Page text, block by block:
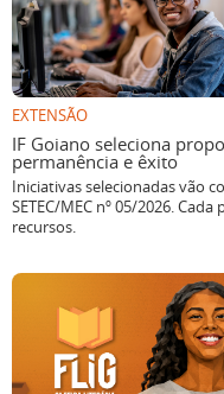
EXTENSÃO
IF Goiano seleciona
permanência e êxito
Iniciativas selecionadas vão
SETEC/MEC nº 05/2026.
recursos.